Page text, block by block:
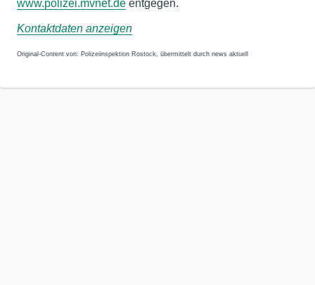
www.polizei.mvnet.de entgegen.
Kontaktdaten anzeigen
Original-Content von: Polizeiinspektion Rostock, übermittelt durch news aktuell